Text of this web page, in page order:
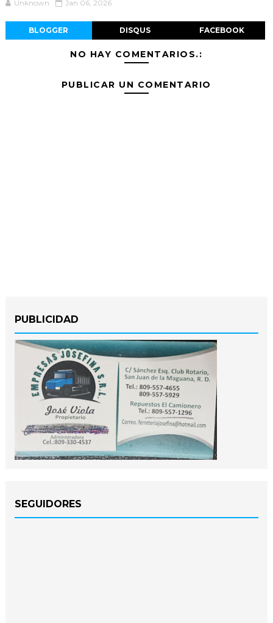
Unknown Jan 06, 2026
BLOGGER DISQUS FACEBOOK
NO HAY COMENTARIOS.:
PUBLICAR UN COMENTARIO
PUBLICIDAD
SEGUIDORES